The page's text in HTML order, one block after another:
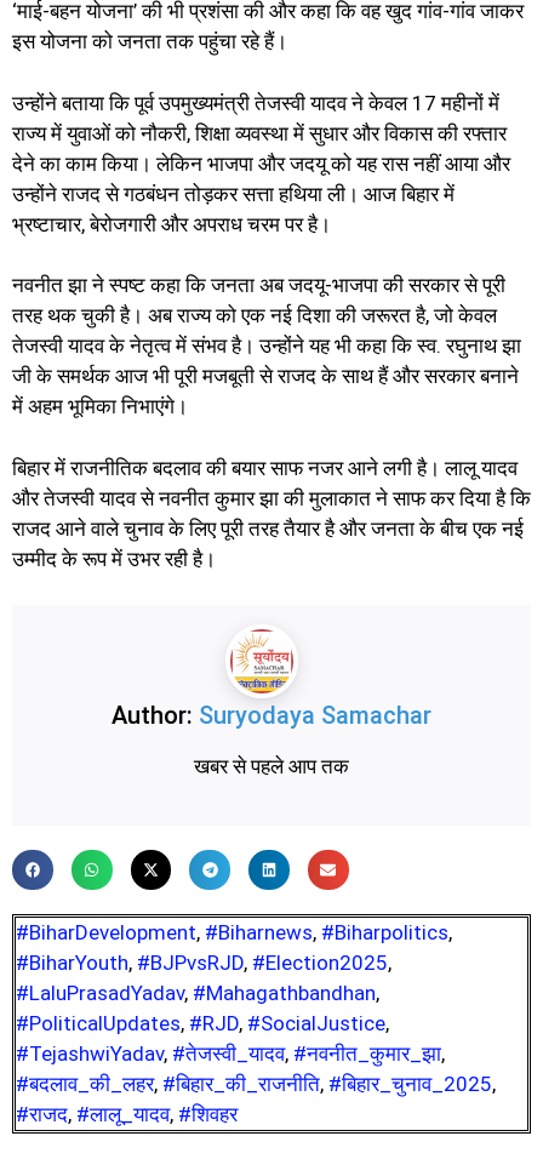
‘माई-बहन योजना’ की भी प्रशंसा की और कहा कि वह खुद गांव-गांव जाकर
इस योजना को जनता तक पहुंचा रहे हैं।
उन्होंने बताया कि पूर्व उपमुख्यमंत्री तेजस्वी यादव ने केवल 17 महीनों में
राज्य में युवाओं को नौकरी, शिक्षा व्यवस्था में सुधार और विकास की रफ्तार
देने का काम किया। लेकिन भाजपा और जदयू को यह रास नहीं आया और
उन्होंने राजद से गठबंधन तोड़कर सत्ता हथिया ली। आज बिहार में
भ्रष्टाचार, बेरोजगारी और अपराध चरम पर है।
नवनीत झा ने स्पष्ट कहा कि जनता अब जदयू-भाजपा की सरकार से पूरी
तरह थक चुकी है। अब राज्य को एक नई दिशा की जरूरत है, जो केवल
तेजस्वी यादव के नेतृत्व में संभव है। उन्होंने यह भी कहा कि स्व. रघुनाथ झा
जी के समर्थक आज भी पूरी मजबूती से राजद के साथ हैं और सरकार बनाने
में अहम भूमिका निभाएंगे।
बिहार में राजनीतिक बदलाव की बयार साफ नजर आने लगी है। लालू यादव
और तेजस्वी यादव से नवनीत कुमार झा की मुलाकात ने साफ कर दिया है कि
राजद आने वाले चुनाव के लिए पूरी तरह तैयार है और जनता के बीच एक नई
उम्मीद के रूप में उभर रही है।
Author: Suryodaya Samachar
खबर से पहले आप तक
#BiharDevelopment, #Biharnews, #Biharpolitics,
#BiharYouth, #BJPvsRJD, #Election2025,
#LaluPrasadYadav, #Mahagathbandhan,
#PoliticalUpdates, #RJD, #SocialJustice,
#TejashwiYadav, #तेजस्वी_यादव, #नवनीत_कुमार_झा,
#बदलाव_की_लहर, #बिहार_की_राजनीति, #बिहार_चुनाव_2025,
#राजद, #लालू_यादव, #शिवहर